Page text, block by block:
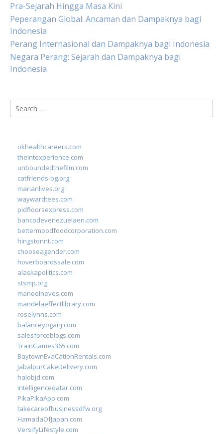
Pra-Sejarah Hingga Masa Kini
Peperangan Global: Ancaman dan Dampaknya bagi
Indonesia
Perang Internasional dan Dampaknya bagi Indonesia
Negara Perang: Sejarah dan Dampaknya bagi
Indonesia
Search
for:
okhealthcareers.com
theintexperience.com
unboundedthefilm.com
catfriends-bg.org
marianlives.org
waywardtees.com
pidfloorsexpress.com
bancodevenezuelaen.com
bettermoodfoodcorporation.com
hingstonnt.com
chooseagender.com
hoverboardssale.com
alaskapolitics.com
stsmp.org
manoelneves.com
mandelaeffectlibrary.com
roselynns.com
balanceyoganj.com
salesforceblogs.com
TrainGames365.com
BaytownEvaCationRentals.com
JabalpurCakeDelivery.com
halobjd.com
intelligenceqatar.com
PikaPikaApp.com
takecareofbusinessdfw.org
HamadaOfJapan.com
VersifyLifestyle.com